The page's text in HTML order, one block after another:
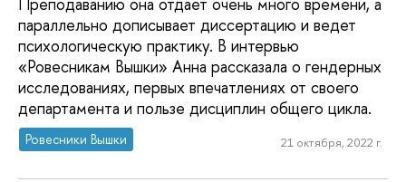
параллельно дописывает диссертацию и ведет
психологическую практику. В интервью
«Ровесникам Вышки» Анна рассказала о гендерных
исследованиях, первых впечатлениях от своего
департамента и пользе дисциплин общего цикла.
Ровесники Вышки 21 октября, 2022 г.